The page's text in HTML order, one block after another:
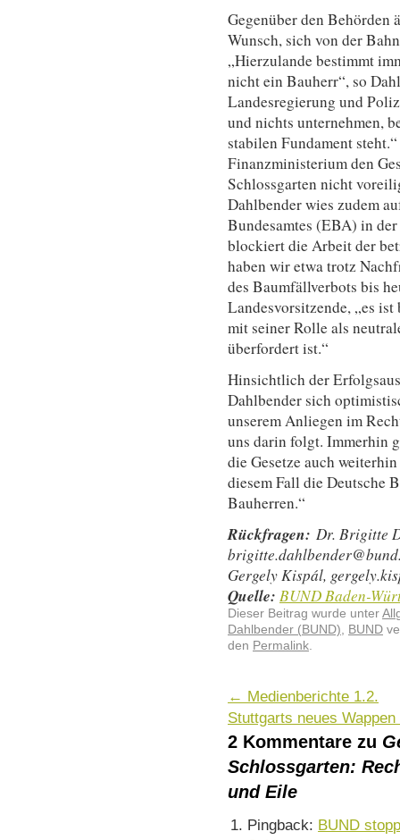
Gegenüber den Behörden
Wunsch, sich von der
„Hierzulande bestimmt
nicht ein Bauherr“, so
Landesregierung und
und nichts unternehmen,
stabilen Fundament
Finanzministerium den
Schlossgarten nicht
Dahlbender wies zudem
Bundesamtes (EBA) in
blockiert die Arbeit der
haben wir etwa trotz
des Baumfällverbots bis
Landesvorsitzende, „es ist
mit seiner Rolle als
überfordert ist.“
Hinsichtlich der
Dahlbender sich
unserem Anliegen im
uns darin folgt. Immerhin
die Gesetze auch
diesem Fall die Deutsche
Bauherren.“
Rückfragen: Dr. Brigitte
Gergely Kispál,
Quelle: BUND Baden-
Dieser Beitrag wurde unter
Dahlbender (BUND)
BUND
den Permalink
← Medienberichte 1.2.
Stuttgarts neues Wappen
2 Kommentare zu
Schlossgarten:
und Eile
Pingback: BUND